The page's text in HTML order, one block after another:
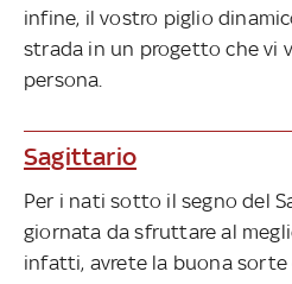
infine, il vostro piglio
strada in un progetto che vi
persona.
Sagittario
Per i nati sotto il segno del
giornata da sfruttare al
infatti, avrete la buona sorte